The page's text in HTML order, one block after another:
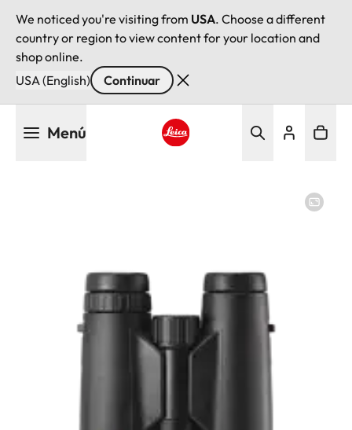
We noticed you're visiting from USA. Choose a different
country or region to view content for your location and
shop online.
USA (English)
Continuar
Menú